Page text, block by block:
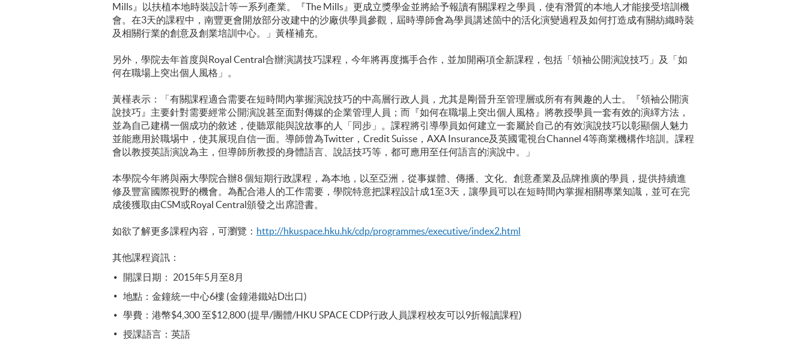
Mills』以扶植本地時裝設計等一系列產業。『The Mills』更成立獎學金並將給予報讀有關課程之學員，使有潛質的本地人才能接受培訓機
會。在3天的課程中，南豐更會開放部分改建中的沙廠供學員參觀，屆時導師會為學員講述箇中的活化演變過程及如何打造成有關紡織時裝
及相關行業的創意及創業培訓中心。」黃槿補充。
另外，學院去年首度與Royal Central合辦演講技巧課程，今年將再度攜手合作，並加開兩項全新課程，包括「領袖公開演說技巧」及「如
何在職場上突出個人風格」。
黃槿表示：「有關課程適合需要在短時間內掌握演說技巧的中高層行政人員，尤其是剛晉升至管理層或所有有興趣的人士。『領袖公開演
說技巧』主要針對需要經常公開演說甚至面對傳媒的企業管理人員；而『如何在職場上突出個人風格』將教授學員一套有效的演繹方法，
並為自己建構一個成功的敘述，使聽眾能與說故事的人「同步」。課程將引導學員如何建立一套屬於自己的有效演說技巧以彰顯個人魅力
並能應用於職埸中，使其展現自信一面。導師曾為Twitter，Credit Suisse，AXA Insurance及英國電視台Channel 4等商業機構作培訓。課程
會以教授英語演說為主，但導師所教授的身體語言、說話技巧等，都可應用至任何語言的演說中。」
本學院今年將與兩大學院合辦8 個短期行政課程，為本地，以至亞洲，從事媒體、傳播、文化、創意產業及品牌推廣的學員，提供持續進
修及豐富國際視野的機會。為配合港人的工作需要，學院特意把課程設計成1至3天，讓學員可以在短時間內掌握相關專業知識，並可在完
成後獲取由CSM或Royal Central頒發之出席證書。
如欲了解更多課程內容，可瀏覽： http://hkuspace.hku.hk/cdp/programmes/executive/index2.html
其他課程資訊：
開課日期： 2015年5月至8月
地點：金鐘統一中心6樓 (金鐘港鐵站D出口)
學費：港幣$4,300 至$12,800 (提早/團體/HKU SPACE CDP行政人員課程校友可以9折報讀課程)
授課語言：英語